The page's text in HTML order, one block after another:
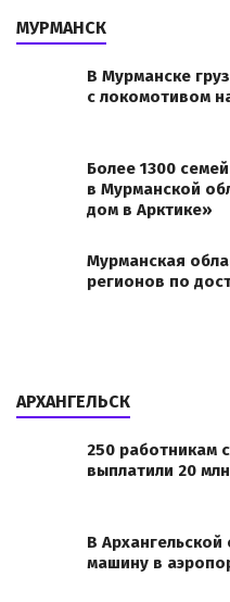
МУРМАНСК
В Мурманске
с локомотивом
Более 1300
в Мурманской
дом в Арктике»
Мурманская
регионов по
АРХАНГЕЛЬСК
250 работникам
выплатили 20
В
машину в